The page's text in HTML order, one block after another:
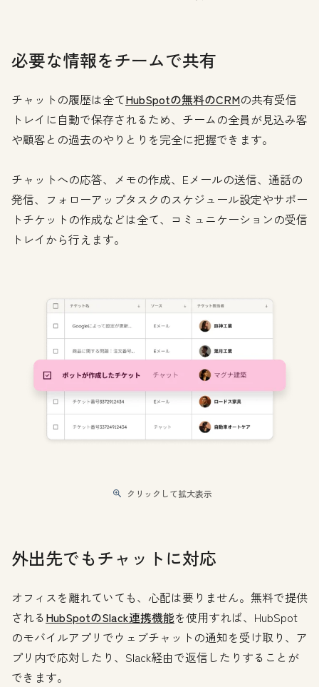
必要な情報をチームで共有
チャットの履歴は全てHubSpotの無料のCRMの共有受信
トレイに自動で保存されるため、チームの全員が見込み客
や顧客との過去のやりとりを完全に把握できます。
チャットへの応答、メモの作成、Eメールの送信、通話の
発信、フォローアップタスクのスケジュール設定やサポー
トチケットの作成などは全て、コミュニケーションの受信
トレイから行えます。
クリックして拡大表示
外出先でもチャットに対応
オフィスを離れていても、心配は要りません。無料で提供
されるHubSpotのSlack連携機能を使用すれば、HubSpot
のモバイルアプリでウェブチャットの通知を受け取り、ア
プリ内で応対したり、Slack経由で返信したりすることが
できます。